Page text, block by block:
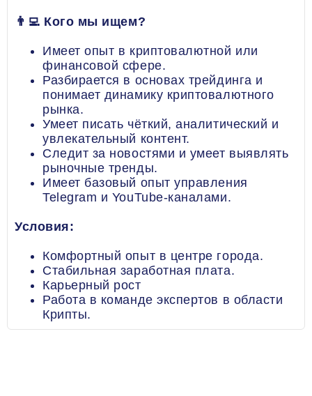
👨‍💻 Кого мы ищем?
Имеет опыт в криптовалютной или
финансовой сфере.
Разбирается в основах трейдинга и
понимает динамику криптовалютного
рынка.
Умеет писать чёткий, аналитический и
увлекательный контент.
Следит за новостями и умеет выявлять
рыночные тренды.
Имеет базовый опыт управления
Telegram и YouTube-каналами.
Условия:
Комфортный опыт в центре города.
Стабильная заработная плата.
Карьерный рост
Работа в команде экспертов в области
Крипты.